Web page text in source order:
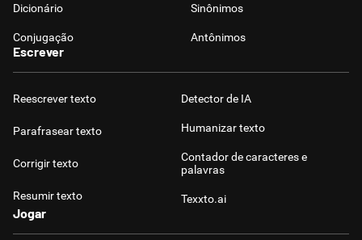
Dicionário Sinônimos
Conjugação Antônimos
Escrever
Reescrever texto
Parafrasear texto
Corrigir texto
Resumir texto
Detector de IA
Humanizar texto
Contador de caracteres e
palavras
Texxto.ai
Jogar